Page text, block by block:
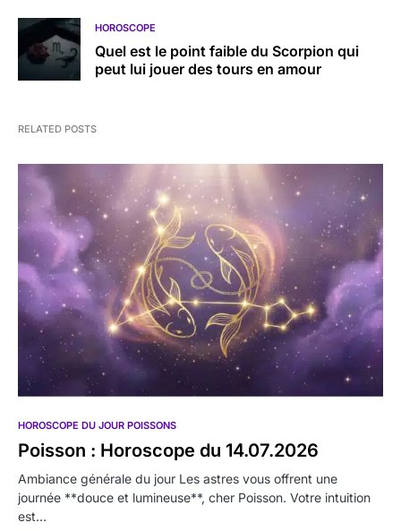
HOROSCOPE
Quel est le point faible du Scorpion qui
peut lui jouer des tours en amour
RELATED POSTS
HOROSCOPE DU JOUR POISSONS
Poisson : Horoscope du 14.07.2026
Ambiance générale du jour Les astres vous offrent une
journée **douce et lumineuse**, cher Poisson. Votre intuition
est…